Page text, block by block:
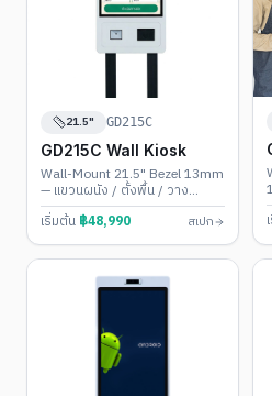
21.5" GD215C
GD215C Wall Kiosk
Wall-Mount 21.5" Bezel 13mm
— แขวนผนัง / ตั้งพื้น / วาง
เคาน์เตอร์
เริ่มต้น ฿48,990 สเปก